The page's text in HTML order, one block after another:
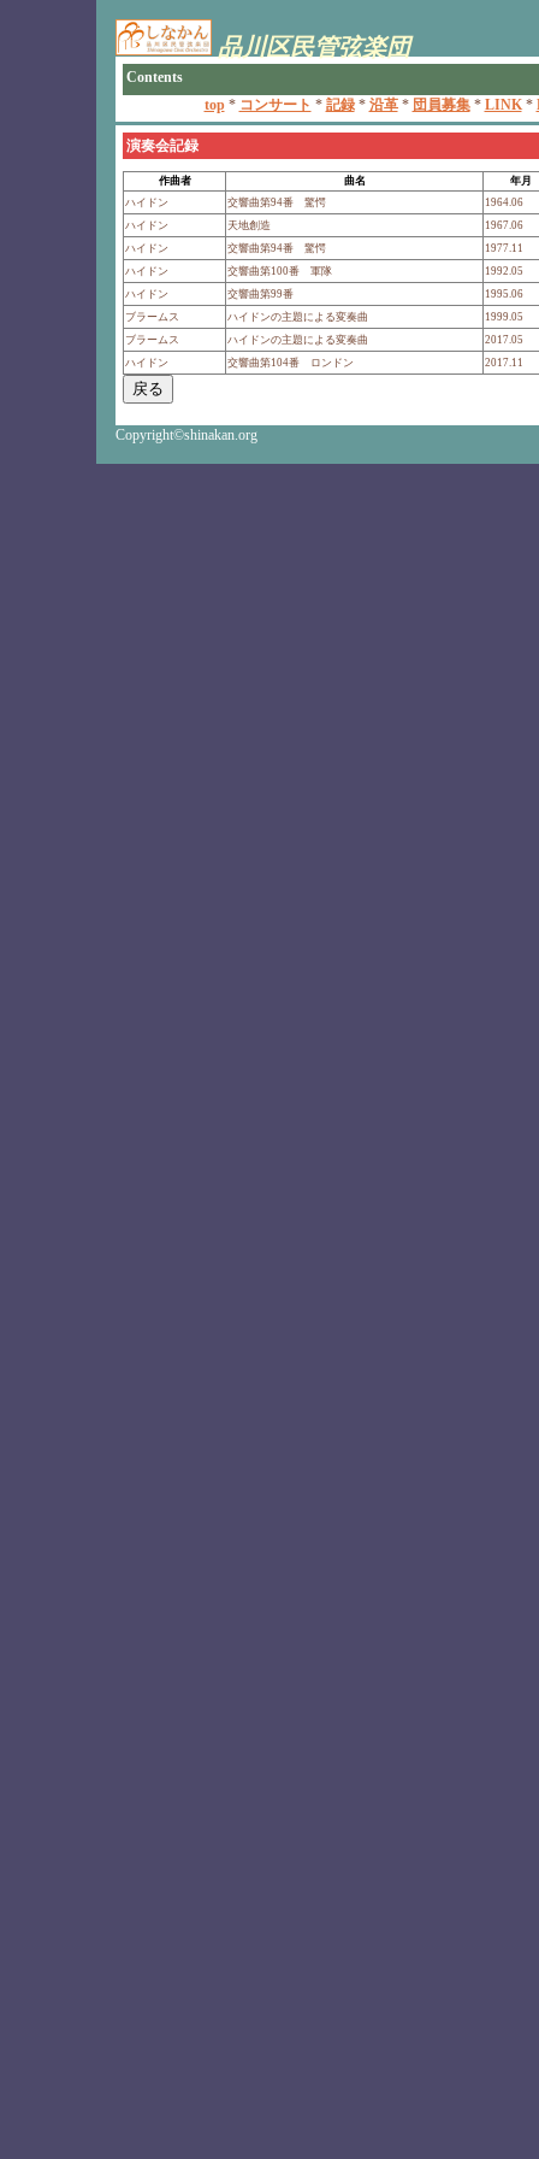
演奏会記録
作曲者 曲名
年月
ハイドン
交響曲第94番 驚愕
1964.06
ハイドン
天地創造
1967.06
ハイドン
交響曲第94番 驚愕
1977.11
ハイドン
交響曲第100番 軍隊
1992.05
ハイドン
交響曲第99番
1995.06
ブラームス
ハイドンの主題による変奏曲
1999.05
ブラームス
ハイドンの主題による変奏曲
2017.05
ハイドン
交響曲第104番 ロンドン 2017.11
Copyright©shinakan.org